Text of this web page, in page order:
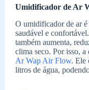
Umidificador de Ar
O umidificador de ar é
saudável e
também aumenta,
clima seco. Por isso, a
Ar Wap Air Flow. Ele
litros de água,